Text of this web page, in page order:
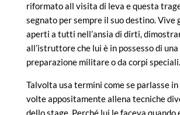
riformato all visita di leva e questa
segnato per sempre il suo destino. Vive
aperti a tutti nell’ansia di dirti,
all’istruttore che lui è in possesso di
preparazione militare o da corpi speciali.
Talvolta usa termini come se parlasse
volte appositamente allena tecniche
dello stage. Perché lui le faceva quando